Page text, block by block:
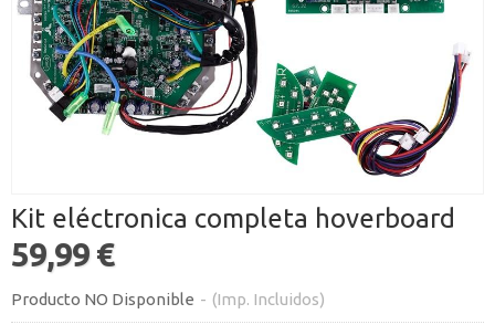
Kit eléctronica completa hoverboard
59,99 €
Producto NO Disponible - (Imp. Incluidos)